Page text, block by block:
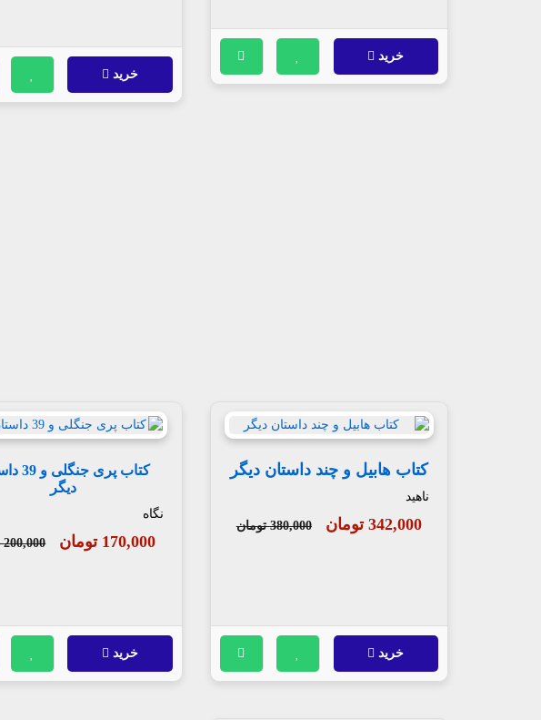
خرید
خرید
کتاب هابیل و چند داستان دیگر
ناهید
342,000 تومان 380,000 تومان
خرید
کتاب پری
دیگر
نگاه
170,000 تومان 200,000 تومان
خرید